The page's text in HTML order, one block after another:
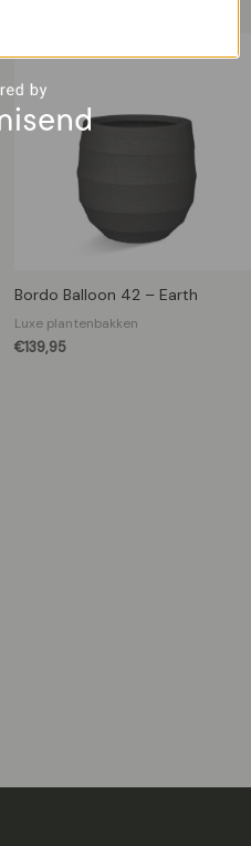
Bordo Balloon 42 – Earth
Luxe plantenbakken
€139,95